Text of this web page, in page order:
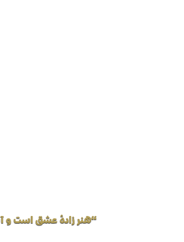
“هنر زادهٔ عشق است و